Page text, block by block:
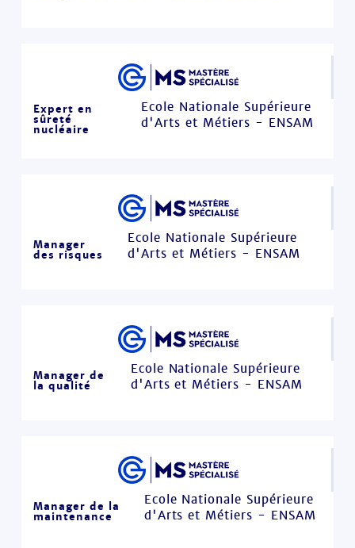
Expert en
sûreté
nucléaire
Ecole Nationale Supérieure
d'Arts et Métiers - ENSAM
Manager
des risques
Ecole Nationale Supérieure
d'Arts et Métiers - ENSAM
Manager de
la qualité
Ecole Nationale Supérieure
d'Arts et Métiers - ENSAM
Manager de la
maintenance
Ecole Nationale Supérieure
d'Arts et Métiers - ENSAM